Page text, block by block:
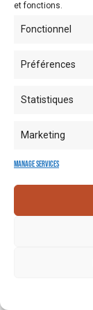
et fonctions.
Fonctionnel
Préférences
Statistiques
Marketing
Manage services
Mentions